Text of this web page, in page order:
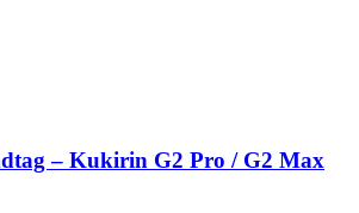
– Kukirin G2 Pro / G2 Max